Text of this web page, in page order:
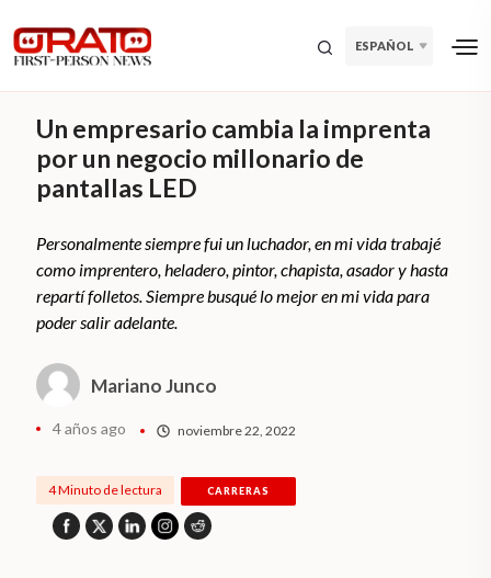
ESPAÑOL
Un empresario cambia la imprenta
por un negocio millonario de
pantallas LED
Personalmente siempre fui un luchador, en mi vida trabajé
como imprentero, heladero, pintor, chapista, asador y hasta
repartí folletos. Siempre busqué lo mejor en mi vida para
poder salir adelante.
Mariano Junco
4 años ago noviembre 22, 2022
4 Minuto de lectura CARRERAS